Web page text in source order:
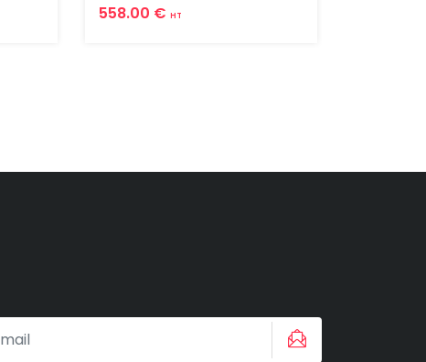
558.00 € HT